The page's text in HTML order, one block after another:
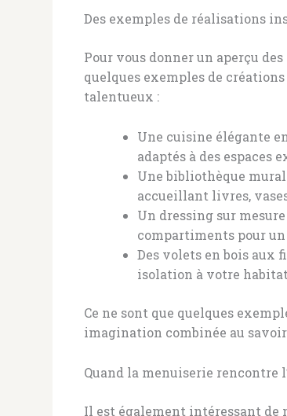
Des exemples de réalisations
Pour vous donner un aperçu
quelques exemples de
talentueux :
Une cuisine élégante
adaptés à des espaces
Une bibliothèque
accueillant livres,
Un dressing sur
compartiments pour
Des volets en bois aux
isolation à votre
Ce ne sont que quelques
imagination combinée au
Quand la menuiserie rencontre
Il est également intéressant de